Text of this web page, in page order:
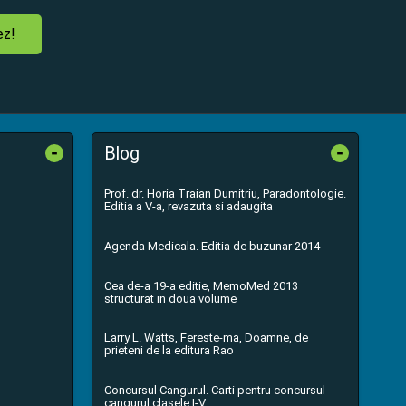
- Blog -
Prof. dr. Horia Traian Dumitriu, Paradontologie.
Editia a V-a, revazuta si adaugita
Agenda Medicala. Editia de buzunar 2014
Cea de-a 19-a editie, MemoMed 2013
structurat in doua volume
Larry L. Watts, Fereste-ma, Doamne, de
prieteni de la editura Rao
Concursul Cangurul. Carti pentru concursul
cangurul clasele I-V